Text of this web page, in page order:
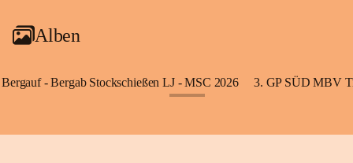
Alben
Bergauf - Bergab Stockschießen LJ - MSC 2026 3. GP SÜD MBV